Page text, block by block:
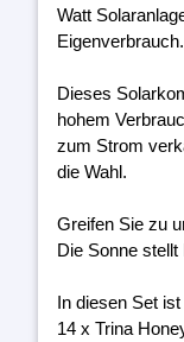
Watt
Eigenverbrauch.
Dieses
hohem
zum Strom
die Wahl.
Greifen Sie zu
Die Sonne
In diesen Set
14 x Trina